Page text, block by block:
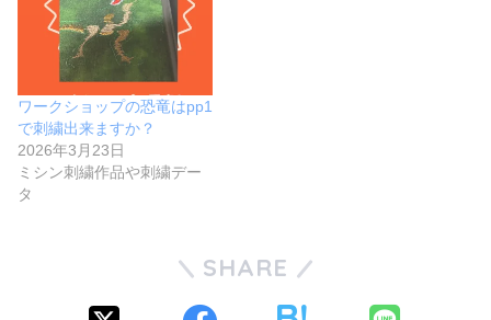
ワークショップの恐竜はpp1
で刺繍出来ますか？
2026年3月23日
ミシン刺繍作品や刺繍デー
タ
SHARE